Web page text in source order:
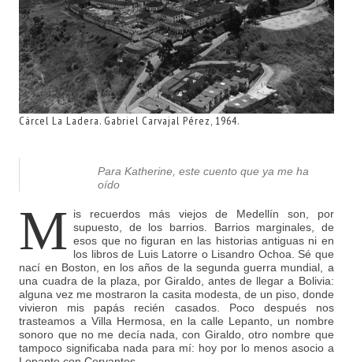
Cárcel La Ladera. Gabriel Carvajal Pérez, 1964.
Para Katherine, este cuento que ya me ha
oído
M is recuerdos más viejos de Medellín son, por
supuesto, de los barrios. Barrios marginales, de
esos que no figuran en las historias antiguas ni en
los libros de Luis Latorre o Lisandro Ochoa. Sé que
nací en Boston, en los años de la segunda guerra mundial, a
una cuadra de la plaza, por Giraldo, antes de llegar a Bolivia:
alguna vez me mostraron la casita modesta, de un piso, donde
vivieron mis papás recién casados. Poco después nos
trasteamos a Villa Hermosa, en la calle Lepanto, un nombre
sonoro que no me decía nada, con Giraldo, otro nombre que
tampoco significaba nada para mí: hoy por lo menos asocio a